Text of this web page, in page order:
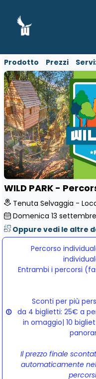
Prodotto Prezzi
WILD PARK -
Tenuta Selvaggia -
Domenica 13
Oppure vedi le altre
Percorso
Entrambi i percorsi
Sconti per più
da 4 biglietti: 25€ a
in omaggio| 10
Il prezzo finale
automaticamente